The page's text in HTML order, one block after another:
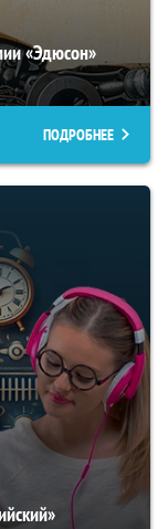
«Эдюсон»
ПОДРОБНЕЕ